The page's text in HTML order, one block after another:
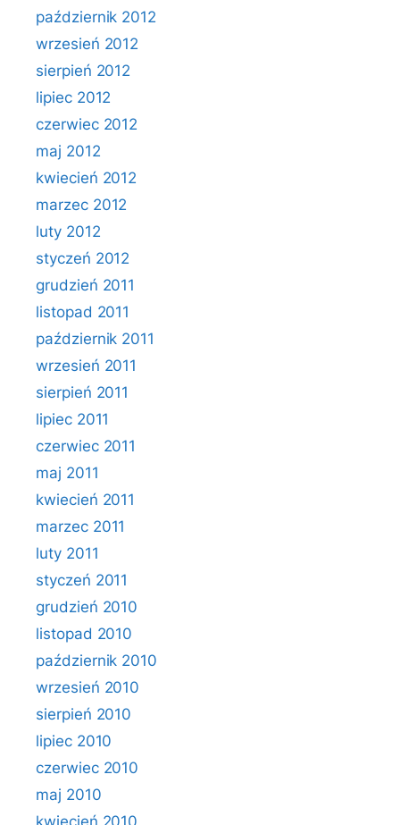
październik 2012
wrzesień 2012
sierpień 2012
lipiec 2012
czerwiec 2012
maj 2012
kwiecień 2012
marzec 2012
luty 2012
styczeń 2012
grudzień 2011
listopad 2011
październik 2011
wrzesień 2011
sierpień 2011
lipiec 2011
czerwiec 2011
maj 2011
kwiecień 2011
marzec 2011
luty 2011
styczeń 2011
grudzień 2010
listopad 2010
październik 2010
wrzesień 2010
sierpień 2010
lipiec 2010
czerwiec 2010
maj 2010
kwiecień 2010